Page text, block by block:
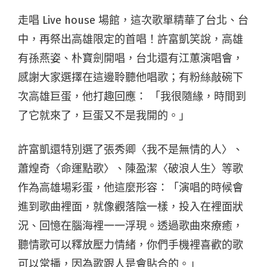
走唱 Live house 場館，這次歌單精華了台北、台
中，再祭出高雄限定的首唱！許富凱笑說，高雄
有孫燕姿、朴寶劍開唱，台北還有江蕙演唱會，
感謝大家選擇在這邊聆聽他唱歌；有粉絲敲碗下
次高雄巨蛋，他打趣回應： 「我很隨緣，時間到
了它就來了，巨蛋又不是我開的。」
許富凱還特別選了張秀卿〈我不是無情的人〉、
蕭煌奇〈命運點歌〉、陳盈潔〈破浪人生〉等歌
作為高雄場彩蛋，他這麼形容：「演唱的時候會
進到歌曲裡面，就像觀落陰一樣，投入在裡面狀
況、回憶在腦海裡一一浮現。透過歌曲來療癒，
聽情歌可以釋放壓力情緒，你們手機裡喜歡的歌
可以常播，因為歌跟人是會貼合的。」